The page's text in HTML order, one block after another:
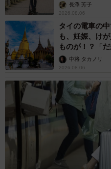
ますよ！」→ノ
ら……スマホを
カモ代表かも
宮前 晶子
2026.08.06
「LINEのQRコ
詐欺メール続
→最後は不正送
提」の対策
井二 かける
2026.08.06
重みも歴史も
「大しめ縄」
撚り合わせ」
まいどなニュー
2026.08.06